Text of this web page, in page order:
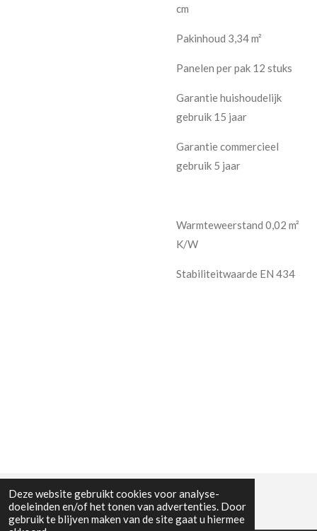
Deze website gebruikt cookies voor analyse-
doeleinden en/of het tonen van advertenties. Door
gebruik te blijven maken van de site gaat u hiermee
cm
Pakinhoud 3,34 m²
Panelen per pak 12 stuks
Garantie huishoudelijk
gebruik 15 jaar
Garantie commercieel
gebruik 5 jaar
Warmteweerstand 0,02 m²
K/W
Stabiliteitwaarde EN 434